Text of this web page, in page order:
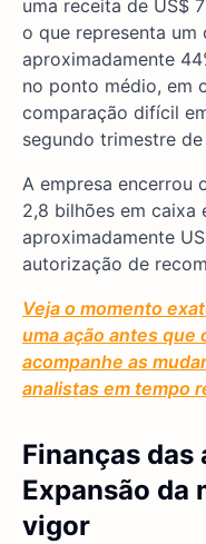
uma receita de US$
o que representa um
aproximadamente
no ponto médio, em
comparação difícil
segundo trimestre
A empresa encerrou
2,8 bilhões em caixa
aproximadamente
autorização de
Veja o momento
uma ação antes que
acompanhe as
analistas em tempo
Finanças das
Expansão da
vigor